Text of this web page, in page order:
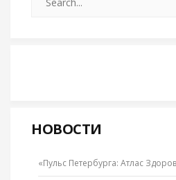
НОВОСТИ
«Пульс Петербурга: Атлас